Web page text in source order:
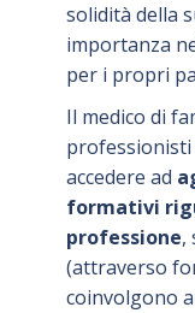
solidità della
importanza
per i propri
Il medico di
professionisti
accedere ad
formativi
professione,
(attraverso
coinvolgono